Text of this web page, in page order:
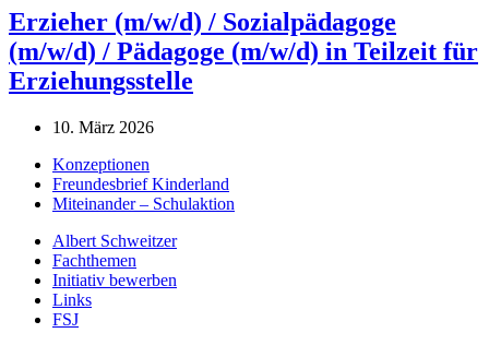
Erzieher (m/w/d) / Sozialpädagoge
(m/w/d) / Pädagoge (m/w/d) in Teilzeit für
Erziehungsstelle
10. März 2026
Konzeptionen
Freundesbrief Kinderland
Miteinander – Schulaktion
Albert Schweitzer
Fachthemen
Initiativ bewerben
Links
FSJ